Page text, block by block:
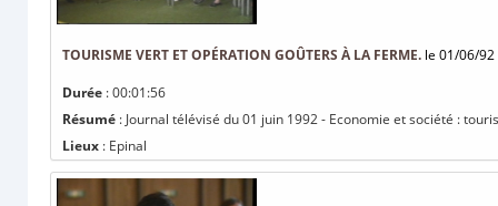
TOURISME VERT ET OPÉRATION GOÛTERS À LA FERME. le 01/06/92
Durée : 00:01:56
Résumé : Journal télévisé du 01 juin 1992 - Economie et société :
Lieux : Epinal